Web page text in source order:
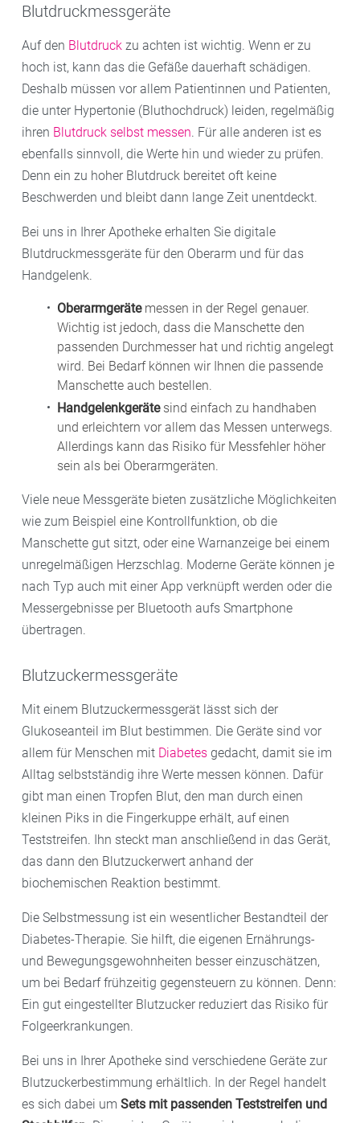
Blutdruckmessgeräte
Auf den Blutdruck zu achten ist wichtig. Wenn er zu
hoch ist, kann das die Gefäße dauerhaft schädigen.
Deshalb müssen vor allem Patientinnen und Patienten,
die unter Hypertonie (Bluthochdruck) leiden, regelmäßig
ihren Blutdruck selbst messen. Für alle anderen ist es
ebenfalls sinnvoll, die Werte hin und wieder zu prüfen.
Denn ein zu hoher Blutdruck bereitet oft keine
Beschwerden und bleibt dann lange Zeit unentdeckt.
Bei uns in Ihrer Apotheke erhalten Sie digitale
Blutdruckmessgeräte für den Oberarm und für das
Handgelenk.
Oberarmgeräte messen in der Regel genauer.
Wichtig ist jedoch, dass die Manschette den
passenden Durchmesser hat und richtig angelegt
wird. Bei Bedarf können wir Ihnen die passende
Manschette auch bestellen.
Handgelenkgerätesind einfach zu handhaben
und erleichtern vor allem das Messen unterwegs.
Allerdings kann das Risiko für Messfehler höher
sein als bei Oberarmgeräten.
Viele neue Messgeräte bieten zusätzliche Möglichkeiten
wie zum Beispiel eine Kontrollfunktion, ob die
Manschette gut sitzt, oder eine Warnanzeige bei einem
unregelmäßigen Herzschlag. Moderne Geräte können je
nach Typ auch mit einer App verknüpft werden oder die
Messergebnisse per Bluetooth aufs Smartphone
übertragen.
Blutzuckermessgeräte
Mit einem Blutzuckermessgerät lässt sich der
Glukoseanteil im Blut bestimmen. Die Geräte sind vor
allem für Menschen mit Diabetes gedacht, damit sie im
Alltag selbstständig ihre Werte messen können. Dafür
gibt man einen Tropfen Blut, den man durch einen
kleinen Piks in die Fingerkuppe erhält, auf einen
Teststreifen. Ihn steckt man anschließend in das Gerät,
das dann den Blutzuckerwert anhand der
biochemischen Reaktion bestimmt.
Die Selbstmessung ist ein wesentlicher Bestandteil der
Diabetes-Therapie. Sie hilft, die eigenen Ernährungs-
und Bewegungsgewohnheiten besser einzuschätzen,
um bei Bedarf frühzeitig gegensteuern zu können. Denn:
Ein gut eingestellter Blutzucker reduziert das Risiko für
Folgeerkrankungen.
Bei uns in Ihrer Apotheke sind verschiedene Geräte zur
Blutzuckerbestimmung erhältlich. In der Regel handelt
es sich dabei um Sets mit passenden Teststreifen und